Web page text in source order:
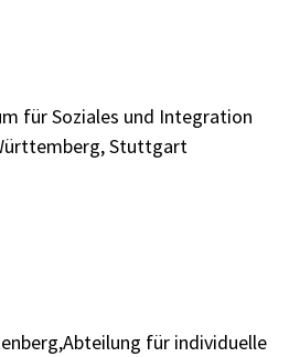
für Soziales und Integration
Stuttgart
für individuelle